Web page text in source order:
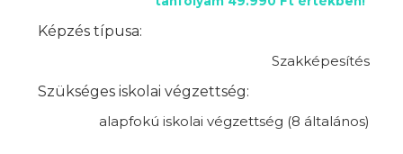
Képzés típusa:
Szakképesítés
Szükséges iskolai végzettség:
alapfokú iskolai végzettség (8 általános)